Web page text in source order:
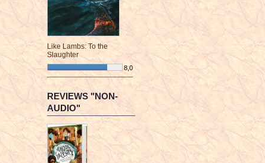
Like Lambs: To the
Slaughter
8,0
¯¯¯¯¯¯¯¯¯¯¯¯¯¯¯¯¯¯¯¯¯¯¯¯
REVIEWS "NON-
AUDIO"